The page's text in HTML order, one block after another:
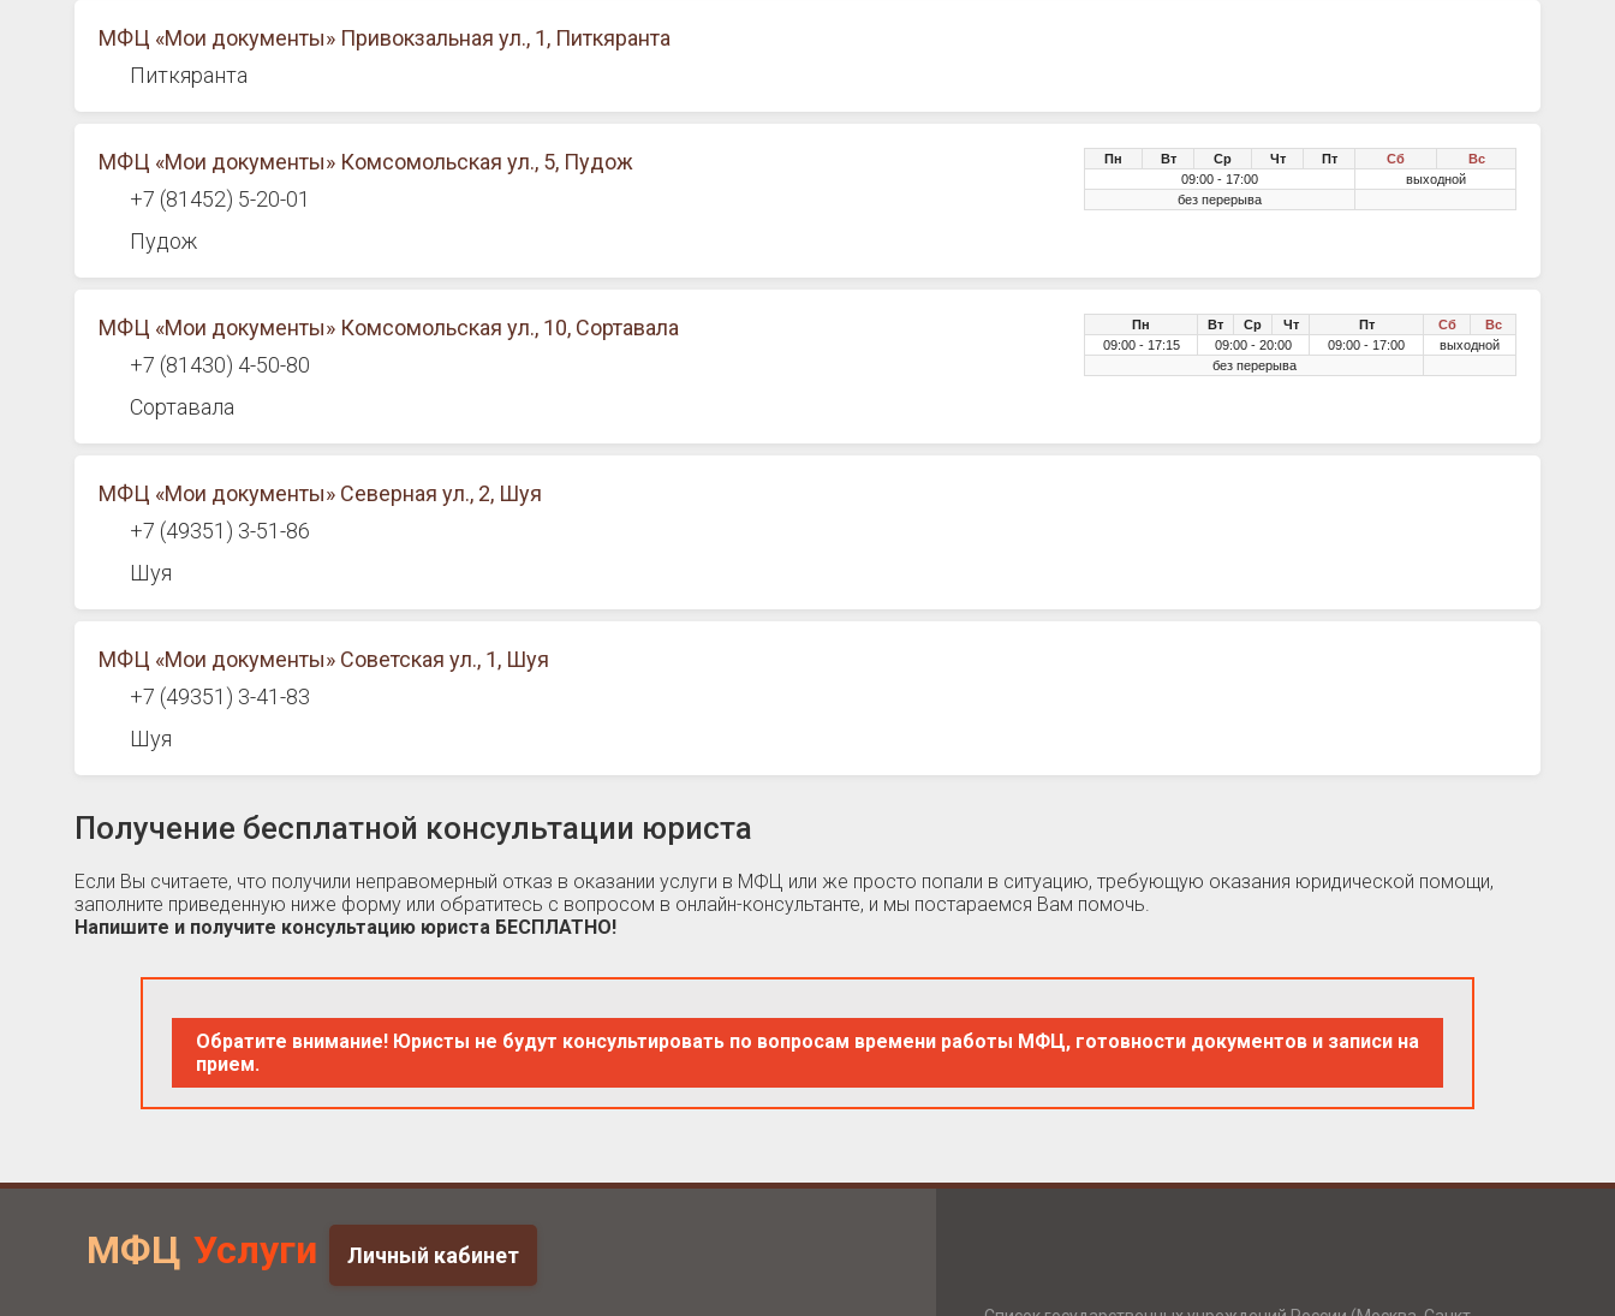
МФЦ «Мои документы» Привокзальная ул., 1, Питкяранта
Питкяранта
МФЦ «Мои документы» Комсомольская ул., 5, Пудож
+7 (81452) 5-20-01
Пудож
Пн Вт Ср Чт Пт Сб
Вс
09:00 - 17:00
выходной
без перерыва
МФЦ «Мои документы» Комсомольская ул., 10, Сортавала
+7 (81430) 4-50-80
Сортавала
Пн Вт Ср Чт Пт Сб
Вс
09:00 - 17:15
09:00 - 20:00 09:00 - 17:00
выходной
без перерыва
МФЦ «Мои документы» Северная ул., 2, Шуя
+7 (49351) 3-51-86
Шуя
МФЦ «Мои документы» Советская ул., 1, Шуя
+7 (49351) 3-41-83
Шуя
Получение бесплатной консультации юриста
Если Вы считаете, что получили неправомерный отказ в оказании услуги в МФЦ или же просто попали в ситуацию, требующую оказания юридической помощи,
заполните приведенную ниже форму или обратитесь с вопросом в онлайн-консультанте, и мы постараемся Вам помочь.
Напишите и получите консультацию юриста БЕСПЛАТНО!
Обратите внимание! Юристы не будут консультировать по вопросам времени работы МФЦ, готовности документов и записи на
прием.
МФЦ Услуги Личный кабинет